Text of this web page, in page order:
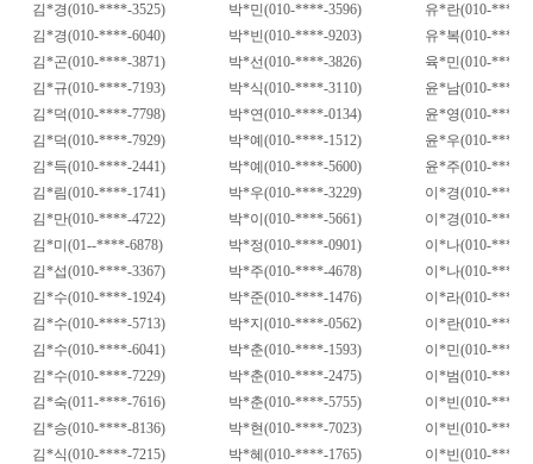
김*경(010-****-3525) 박*민(010-****-3596) 유*란(010-****-
김*경(010-****-6040) 박*빈(010-****-9203) 유*복(010-****-
김*곤(010-****-3871) 박*선(010-****-3826) 육*민(010-****-
김*규(010-****-7193) 박*식(010-****-3110) 윤*남(010-****-
김*덕(010-****-7798) 박*연(010-****-0134) 윤*영(010-****-
김*덕(010-****-7929) 박*예 (010-****-1512) 윤*우(010-****-
김*득(010-****-2441) 박*예 (010-****-5600) 윤*주(010-****-
김*림(010-****-1741) 박*우(010-****-3229) 이 *경(010-****-
김*만(010-****-4722) 박*이 (010-****-5661) 이 *경(010-****-
김*미 (01--****-6878) 박*정(010-****-0901) 이 *나(010-****-
김*섭(010-****-3367) 박*주(010-****-4678) 이 *나(010-****-
김*수(010-****-1924) 박*준(010-****-1476) 이 *라(010-****-
김*수(010-****-5713) 박*지 (010-****-0562) 이 *란(010-****-
김*수(010-****-6041) 박*춘(010-****-1593) 이 *민(010-****-
김*수(010-****-7229) 박*춘(010-****-2475) 이 *범(010-****-
김*숙(011-****-7616) 박*춘(010-****-5755) 이 *빈(010-****-
김*승(010-****-8136) 박*현(010-****-7023) 이 *빈(010-****-
김*식(010-****-7215) 박*혜 (010-****-1765) 이 *빈(010-****-